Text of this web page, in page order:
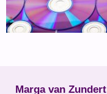
Marga van Zundert